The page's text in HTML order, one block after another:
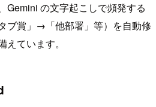
Gemini の文字起こしで頻発する
ブ賞」→「他部署」等）を自動修
ています。